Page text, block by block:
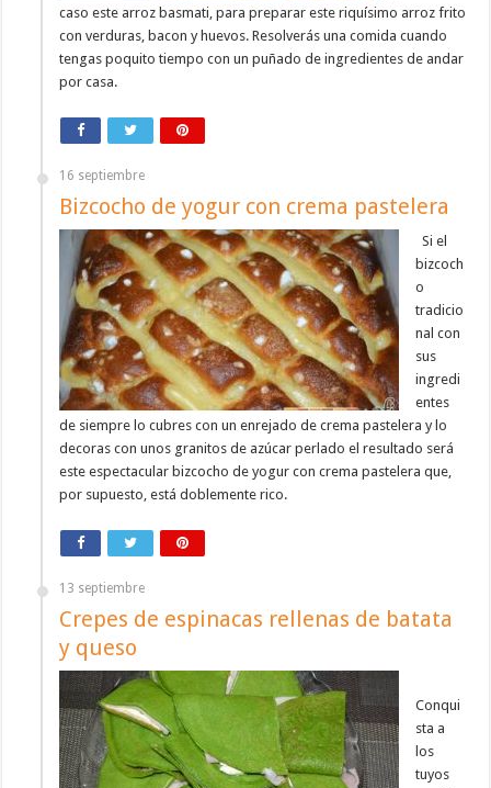
caso este arroz basmati, para preparar este riquísimo arroz frito
con verduras, bacon y huevos. Resolverás una comida cuando
tengas poquito tiempo con un puñado de ingredientes de andar
por casa.
16 septiembre
Bizcocho de yogur con crema pastelera
Si el
bizcoch
o
tradicio
nal con
sus
ingredi
entes
de siempre lo cubres con un enrejado de crema pastelera y lo
decoras con unos granitos de azúcar perlado el resultado será
este espectacular bizcocho de yogur con crema pastelera que,
por supuesto, está doblemente rico.
13 septiembre
Crepes de espinacas rellenas de batata
y queso
Conqui
sta a
los
tuyos